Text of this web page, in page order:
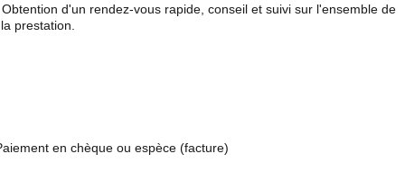
Obtention d'un rendez-vous rapide, conseil et suivi sur l'ensemble de
la prestation.
en chèque ou espèce (facture)